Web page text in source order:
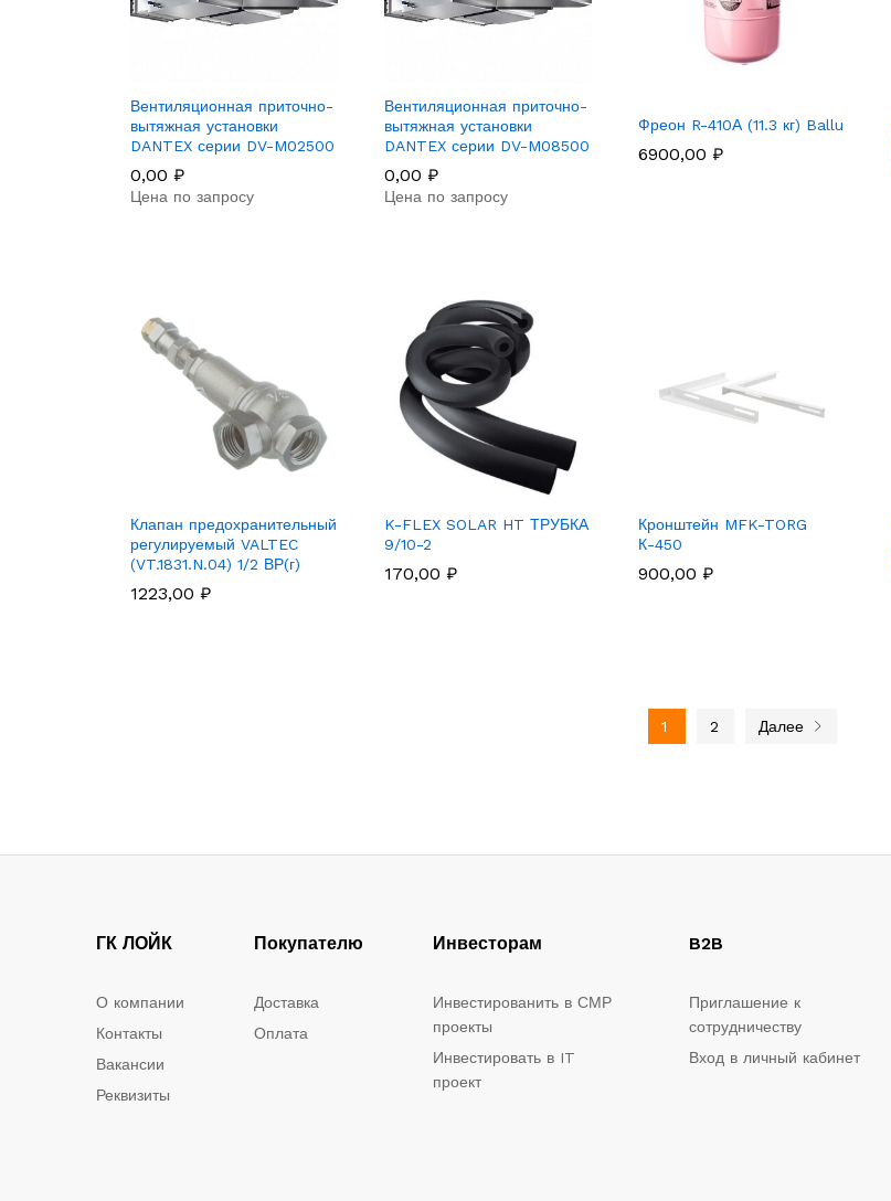
Вентиляционная приточно-
вытяжная установки
DANTEX серии DV-M02500
0,00 ₽
Цена по запросу
Вентиляционная приточно-
вытяжная установки
DANTEX серии DV-M08500
0,00 ₽
Цена по запросу
Фреон R-410А (11.3 кг) Ballu
6900,00 ₽
Клапан предохранительный
регулируемый VALTEC
(VT.1831.N.04) 1/2 ВР(г)
1223,00 ₽
K-FLEX SOLAR HT ТРУБКА
9/10-2
170,00 ₽
Кронштейн MFK-TORG
К-450
900,00 ₽
1 2 Далее
ГК ЛОЙК
О компании
Контакты
Вакансии
Реквизиты
Покупателю
Доставка
Оплата
Инвесторам
Инвестированить в СМР
проекты
Инвестировать в IT
проект
B2B
Приглашение к
сотрудничеству
Вход в личный кабинет